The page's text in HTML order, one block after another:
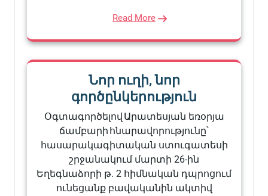
Read More
Նոր ուղի, նոր
գործընկերություն
Օգտագործելով Արատեսյան եռօրյա
ճամբարի հնարավորությունը՝
հասարակագիտական ստուգատեսի
շրջանակում մարտի 26-ին
Եղեգնաձորի թ. 2 հիմնական դպրոցում
ունեցանք բավականին ակտիվ